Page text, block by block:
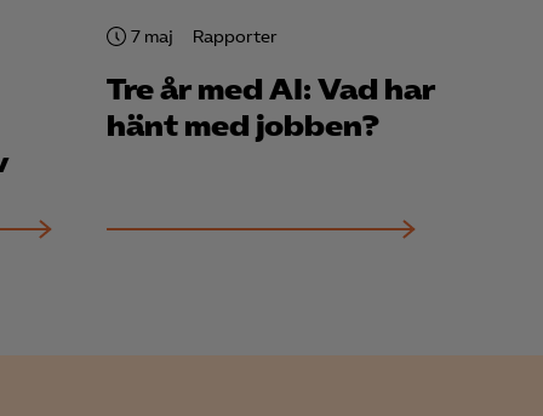
7 maj Rapporter
Tre år med AI: Vad har
hänt med jobben?